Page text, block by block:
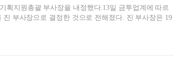
획지원총괄 부사장을 내정했다.13일 금투업계에 따르
부사장으로 결정한 것으로 전해졌다. 진 부사장은 19